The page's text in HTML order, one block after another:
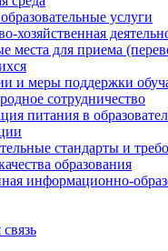
услуги
хозяйственная
места для приема
и меры поддержки
сотрудничество
питания в
стандарты и
образования
информационно-